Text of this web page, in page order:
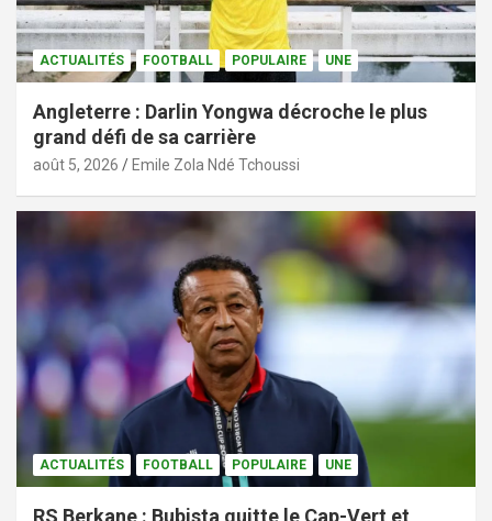
ACTUALITÉS FOOTBALL POPULAIRE UNE
Angleterre : Darlin Yongwa décroche le plus
grand défi de sa carrière
août 5, 2026 Emile Zola Ndé Tchoussi
ACTUALITÉS FOOTBALL POPULAIRE UNE
RS Berkane : Bubista quitte le Cap-Vert et